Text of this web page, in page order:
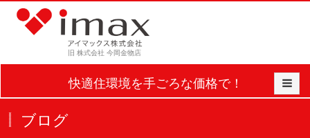
旧 株式会社 今岡金物店
快適住環境を手ごろな価格で！
ブログ